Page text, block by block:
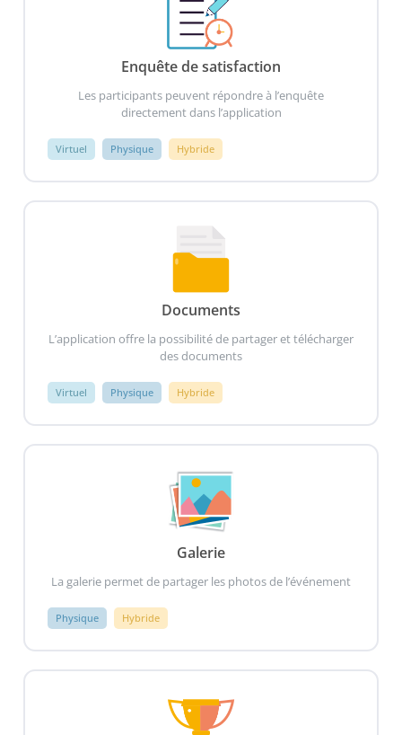
Enquête de satisfaction
Les participants peuvent répondre à l’enquête
directement dans l’application
Virtuel Physique Hybride
Documents
L’application offre la possibilité de partager et télécharger
des documents
Virtuel Physique Hybride
Galerie
La galerie permet de partager les photos de l’événement
Physique Hybride